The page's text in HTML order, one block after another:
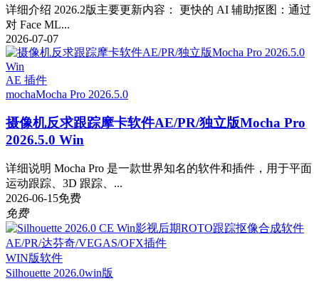
详细介绍 2026.2版主要更新内容： 更快的 AI 辅助抠图：通过
对 Face ML...
2026-07-07
AE 插件
mochaMocha Pro 2026.5.0
摄像机反求跟踪摩卡软件AE/PR/独立版Mocha Pro
2026.5.0 Win
详细说明 Mocha Pro 是一款世界知名的软件和插件，用于平面
运动跟踪、3D 跟踪、...
2026-06-15免费
免费
WIN版软件
Silhouette 2026.0win版